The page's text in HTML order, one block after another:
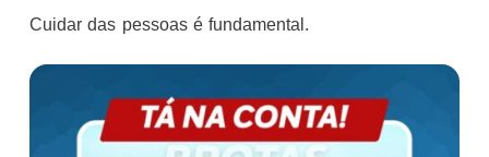
Cuidar das pessoas é fundamental.